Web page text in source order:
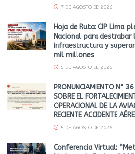
7 DE AGOSTO DE 2026
Hoja de Ruta: CIP Lima
Nacional para destrabar
infraestructura y
mil millones
5 DE AGOSTO DE 2026
PRONUNCIAMIENTO N°
SOBRE EL
OPERACIONAL DE LA
RECIENTE ACCIDENTE
5 DE AGOSTO DE 2026
Conferencia Virtual: